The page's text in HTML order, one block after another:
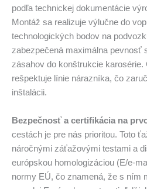
podľa technickej dokumentácie
Montáž sa realizuje výlučne do
technologických bodov na
zabezpečená maximálna pevnosť
zásahov do konštrukcie karosérie.
rešpektuje línie nárazníka, čo
inštalácii.
Bezpečnosť a certifikácia na
cestách je pre nás prioritou. Toto
náročnými záťažovými testami a
európskou homologizáciou (E/e-
normy EÚ, čo znamená, že s ním